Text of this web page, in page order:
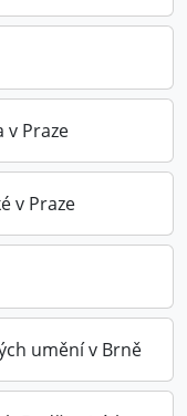
v Praze
v Praze
umění v Brně